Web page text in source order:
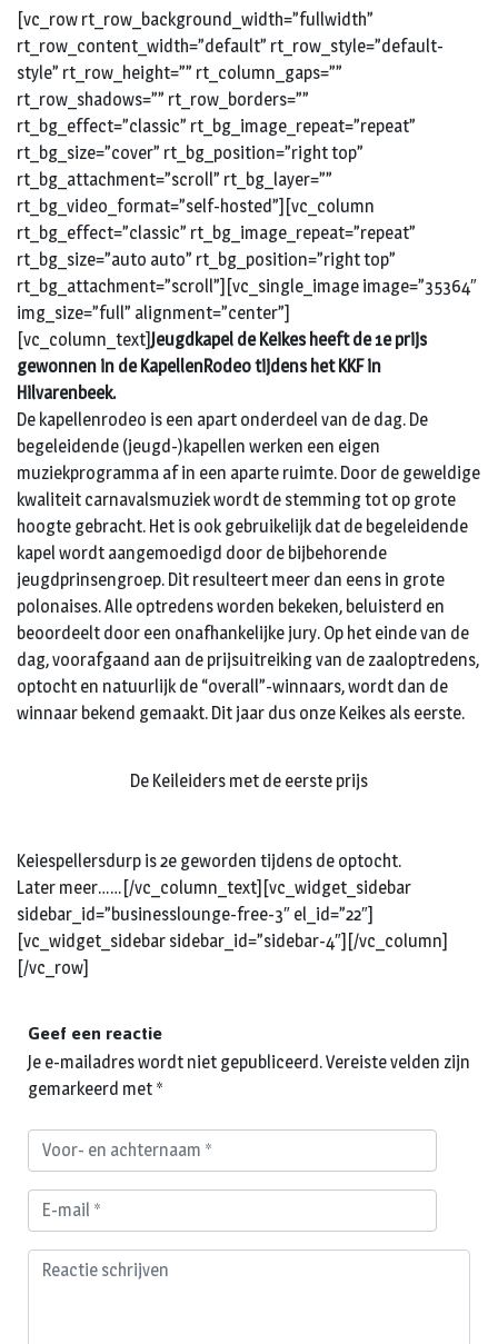
[vc_row rt_row_background_width=”fullwidth”
rt_row_content_width=”default” rt_row_style=”default-
style” rt_row_height=”” rt_column_gaps=””
rt_row_shadows=”” rt_row_borders=””
rt_bg_effect=”classic” rt_bg_image_repeat=”repeat”
rt_bg_size=”cover” rt_bg_position=”right top”
rt_bg_attachment=”scroll” rt_bg_layer=””
rt_bg_video_format=”self-hosted”][vc_column
rt_bg_effect=”classic” rt_bg_image_repeat=”repeat”
rt_bg_size=”auto auto” rt_bg_position=”right top”
rt_bg_attachment=”scroll”][vc_single_image image=”35364″
img_size=”full” alignment=”center”]
[vc_column_text]Jeugdkapel de Keikes heeft de 1e prijs
gewonnen in de KapellenRodeo tijdens het KKF in
Hilvarenbeek.
De kapellenrodeo is een apart onderdeel van de dag. De
begeleidende (jeugd-)kapellen werken een eigen
muziekprogramma af in een aparte ruimte. Door de geweldige
kwaliteit carnavalsmuziek wordt de stemming tot op grote
hoogte gebracht. Het is ook gebruikelijk dat de begeleidende
kapel wordt aangemoedigd door de bijbehorende
jeugdprinsengroep. Dit resulteert meer dan eens in grote
polonaises. Alle optredens worden bekeken, beluisterd en
beoordeelt door een onafhankelijke jury. Op het einde van de
dag, voorafgaand aan de prijsuitreiking van de zaaloptredens,
optocht en natuurlijk de “overall”-winnaars, wordt dan de
winnaar bekend gemaakt. Dit jaar dus onze Keikes als eerste.
De Keileiders met de eerste prijs
Keiespellersdurp is 2e geworden tijdens de optocht.
Later meer……[/vc_column_text][vc_widget_sidebar
sidebar_id=”businesslounge-free-3″ el_id=”22″]
[vc_widget_sidebar sidebar_id=”sidebar-4″][/vc_column]
[/vc_row]
Geef een reactie
Je e-mailadres wordt niet gepubliceerd.Vereiste velden zijn
gemarkeerd met *